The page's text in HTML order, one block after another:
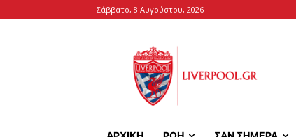
Σάββατο, 8 Αυγούστου, 2026